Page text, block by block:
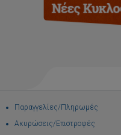
Παραγγελίες/Πληρωμές
Ακυρώσεις/Επιστροφές